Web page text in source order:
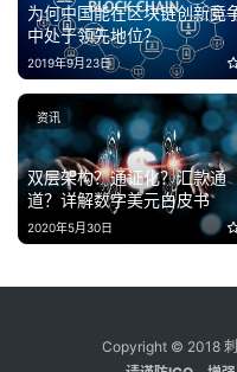
为何中国能在区块链创新竞
中处于领先地位？
2019年9月23日
双层架构？通证化？汇款通
道？详解数字美元白皮书
2020年5月30日
资讯
Copyright © 2018